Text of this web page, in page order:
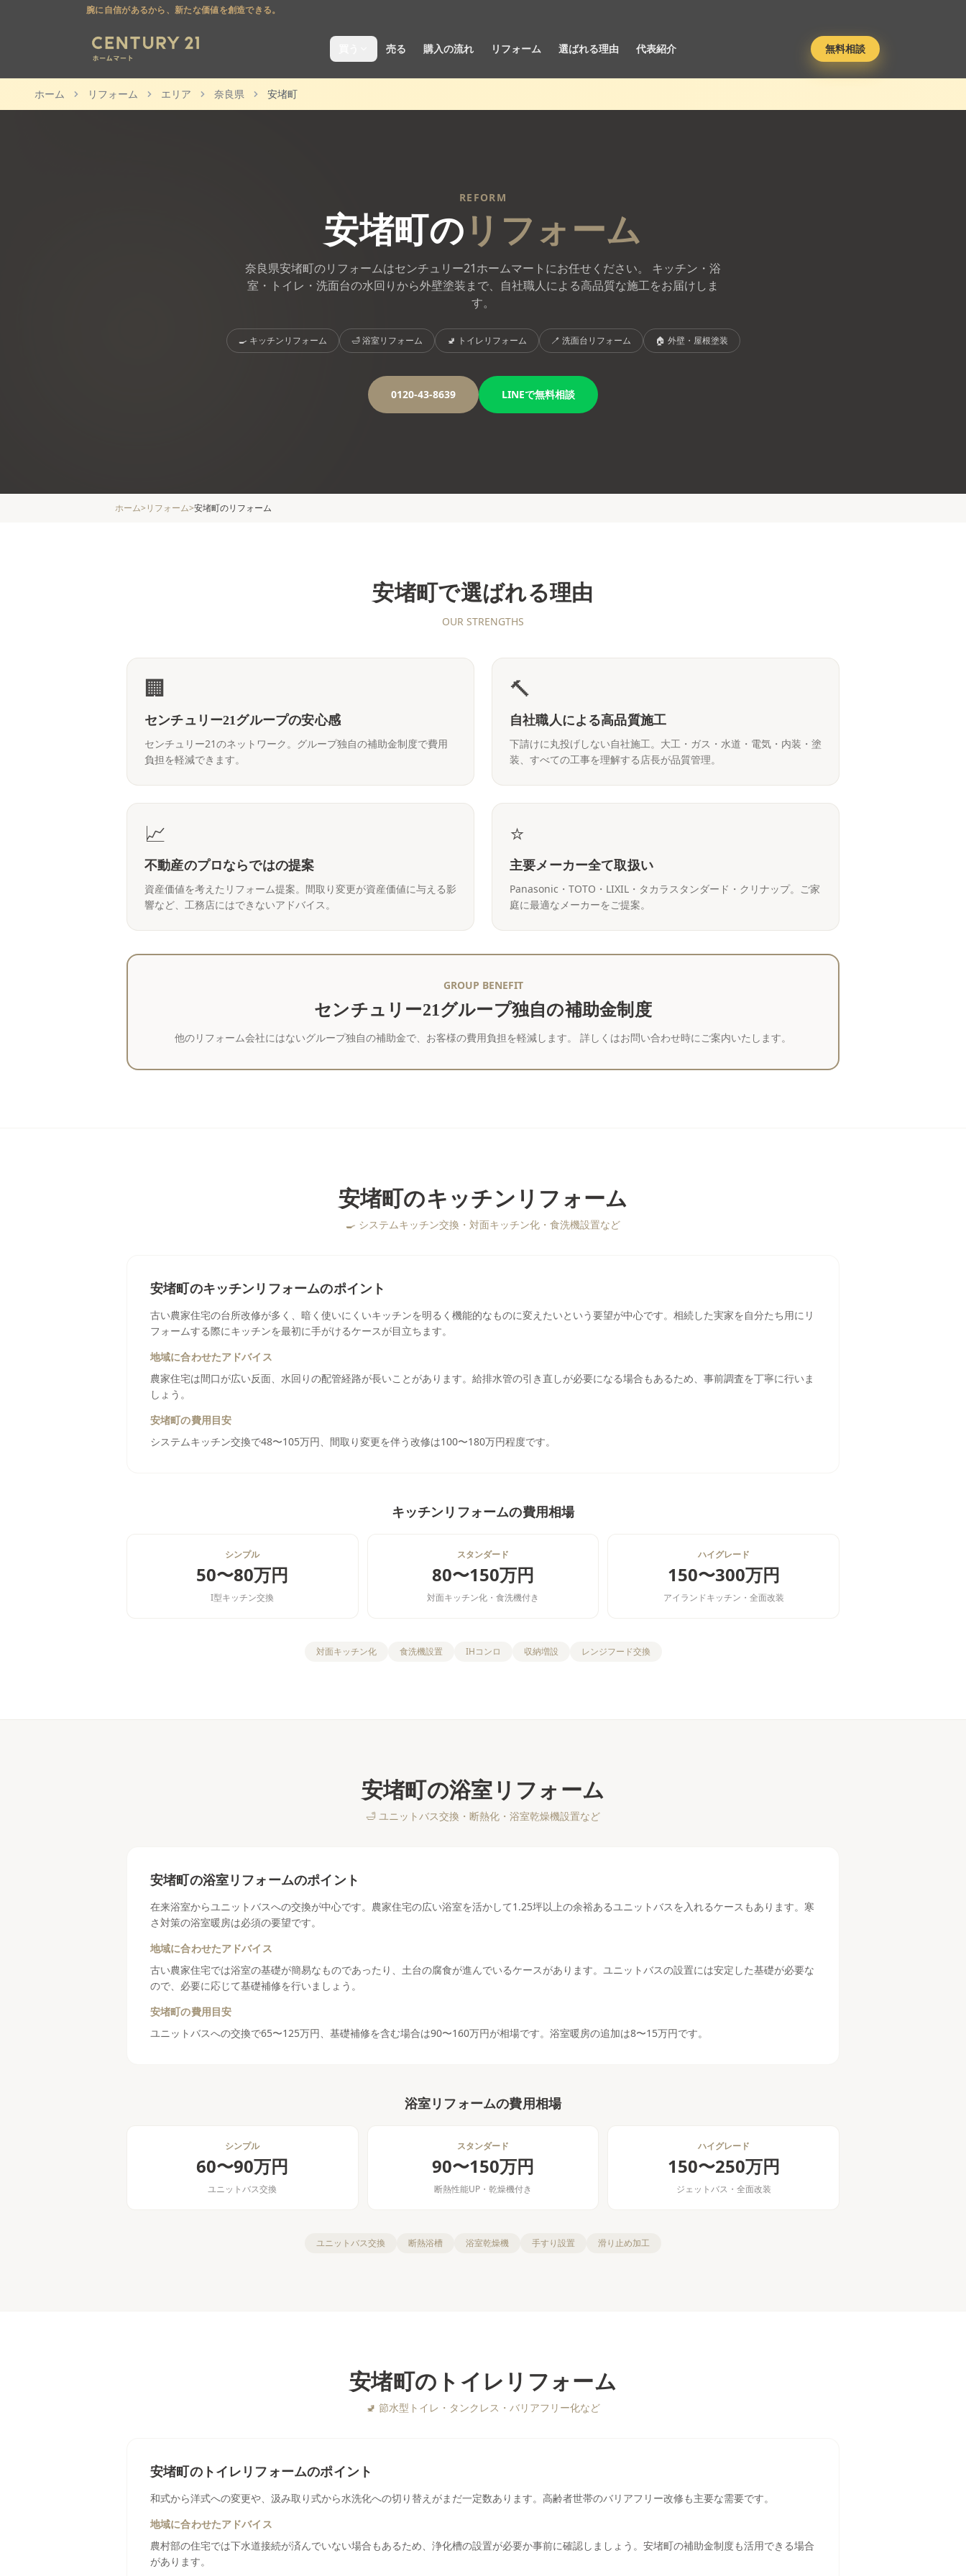
腕に自信があるから、新たな価値を創造できる。
売る 購入の流れ リフォーム 選ばれる理由 代表紹介 無料相談
ホーム リフォーム エリア 奈良県 安堵町
REFORM
安堵町の リフォーム
奈良県安堵町のリフォームはセンチュリー21ホームマートにお任せください。 キッチン・浴
室・トイレ・洗面台の水回りから外壁塗装まで、自社職人による高品質な施工をお届けしま
す。
🍳 キッチンリフォーム 🛁 浴室リフォーム 🚽 トイレリフォーム 🪥 洗面台リフォーム 🏠 外壁・屋根塗装
0120-43-8639 LINEで無料相談
ホーム> リフォーム>安堵町のリフォーム
安堵町で選ばれる理由
OUR STRENGTHS
🏢
センチュリー21グループの安心感
センチュリー21のネットワーク。グループ独自の補助金制度で費用
負担を軽減できます。
🔨
自社職人による高品質施工
下請けに丸投げしない自社施工。大工・ガス・水道・電気・内装・塗
装、すべての工事を理解する店長が品質管理。
📈
不動産のプロならではの提案
資産価値を考えたリフォーム提案。間取り変更が資産価値に与える影
響など、工務店にはできないアドバイス。
⭐
主要メーカー全て取扱い
Panasonic・TOTO・LIXIL・タカラスタンダード・クリナップ。ご家
庭に最適なメーカーをご提案。
GROUP BENEFIT
センチュリー21グループ独自の補助金制度
他のリフォーム会社にはないグループ独自の補助金で、お客様の費用負担を軽減します。 詳しくはお問い合わせ時にご案内いたします。
安堵町のキッチンリフォーム
🍳 システムキッチン交換・対面キッチン化・食洗機設置など
安堵町 のキッチンリフォームのポイント
古い農家住宅の台所改修が多く、暗く使いにくいキッチンを明るく機能的なものに変えたいという要望が中心です。相続した実家を自分たち用にリ
フォームする際にキッチンを最初に手がけるケースが目立ちます。
地域に合わせたアドバイス
農家住宅は間口が広い反面、水回りの配管経路が長いことがあります。給排水管の引き直しが必要になる場合もあるため、事前調査を丁寧に行いま
しょう。
安堵町の費用目安
システムキッチン交換で48〜105万円、間取り変更を伴う改修は100〜180万円程度です。
キッチンリフォームの費用相場
シンプル
50〜80万円
I型キッチン交換
スタンダード
80〜150万円
対面キッチン化・食洗機付き
ハイグレード
150〜300万円
アイランドキッチン・全面改装
対面キッチン化 食洗機設置 IHコンロ 収納増設 レンジフード交換
安堵町の浴室リフォーム
🛁 ユニットバス交換・断熱化・浴室乾燥機設置など
安堵町 の浴室リフォームのポイント
在来浴室からユニットバスへの交換が中心です。農家住宅の広い浴室を活かして1.25坪以上の余裕あるユニットバスを入れるケースもあります。寒
さ対策の浴室暖房は必須の要望です。
地域に合わせたアドバイス
古い農家住宅では浴室の基礎が簡易なものであったり、土台の腐食が進んでいるケースがあります。ユニットバスの設置には安定した基礎が必要な
ので、必要に応じて基礎補修を行いましょう。
安堵町の費用目安
ユニットバスへの交換で65〜125万円、基礎補修を含む場合は90〜160万円が相場です。浴室暖房の追加は8〜15万円です。
浴室リフォームの費用相場
シンプル
60〜90万円
ユニットバス交換
スタンダード
90〜150万円
断熱性能UP・乾燥機付き
ハイグレード
150〜250万円
ジェットバス・全面改装
ユニットバス交換 断熱浴槽 浴室乾燥機 手すり設置 滑り止め加工
安堵町の トイレリフォーム
🚽 節水型トイレ・タンクレス・バリアフリー化など
安堵町 のトイレリフォームのポイント
和式から洋式への変更や、汲み取り式から水洗化への切り替えがまだ一定数あります。高齢者世帯のバリアフリー改修も主要な需要です。
地域に合わせたアドバイス
農村部の住宅では下水道接続が済んでいない場合もあるため、浄化槽の設置が必要か事前に確認しましょう。安堵町の補助金制度も活用できる場合
があります。